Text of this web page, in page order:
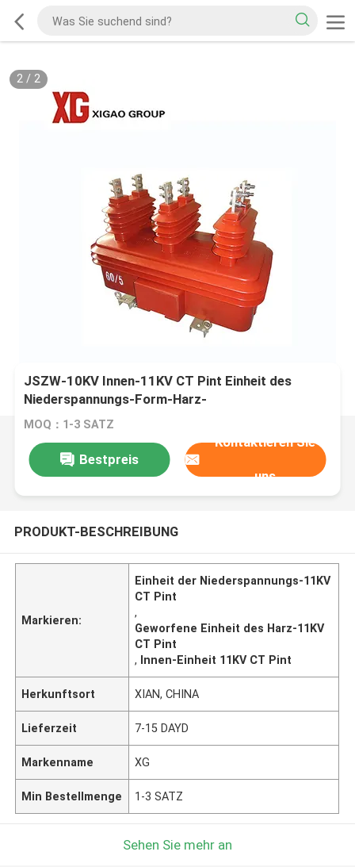
2/ 2
JSZW-10KV Innen-11KV CT Pint Einheit des
Niederspannungs-Form-Harz-
MOQ：1-3 SATZ
Bestpreis
Kontaktieren Sie
uns
PRODUKT-BESCHREIBUNG
Markieren:
Einheit der Niederspannungs-11KV
CT Pint
,
Geworfene Einheit des Harz-11KV
CT Pint
, Innen-Einheit 11KV CT Pint
Herkunftsort XIAN, CHINA
Lieferzeit 7-15 DAYD
Markenname XG
Min Bestellmenge 1-3 SATZ
Sehen Sie mehr an